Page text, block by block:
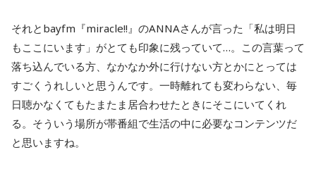
それとbayfm『miracle!!』のANNAさんが言った「私は明日
もここにいます」がとても印象に残っていて…。この言葉って
落ち込んでいる方、なかなか外に行けない方とかにとっては
すごくうれしいと思うんです。一時離れても変わらない、毎
日聴かなくてもたまたま居合わせたときにそこにいてくれ
る。そういう場所が帯番組で生活の中に必要なコンテンツだ
と思いますね。